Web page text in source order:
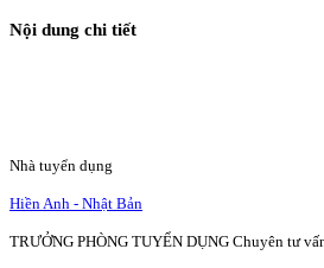
Nội dung chi tiết
Nhà tuyển dụng
Hiền Anh - Nhật Bản
TRƯỞNG PHÒNG TUYỂN DỤNG Chuyên tư